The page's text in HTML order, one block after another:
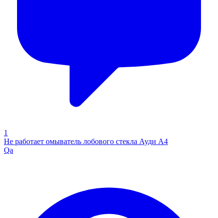
1
Не работает омыватель лобового стекла Ауди А4
Qa